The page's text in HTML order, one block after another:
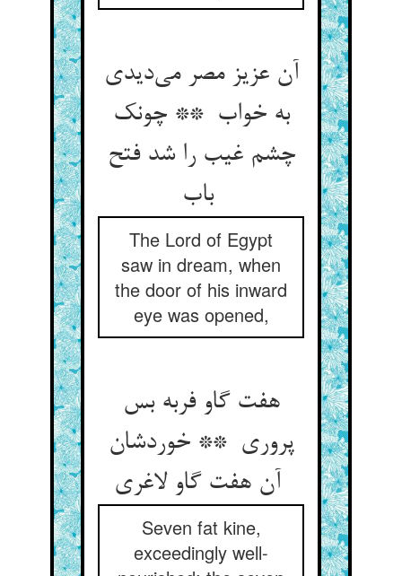
آن عزیز مصر می‌دیدی
به خواب ** چونک
چشم غیب را شد فتح
باب
The Lord of Egypt
saw in dream, when
the door of his inward
eye was opened,
هفت گاو فربه بس
پروری ** خوردشان
Seven fat kine,
exceedingly well-